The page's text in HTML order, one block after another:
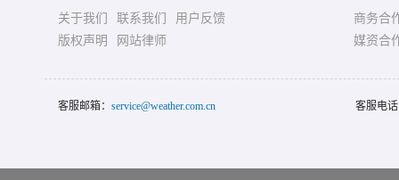
关于我们 联系我们
用户反馈
版权声明
网站律师
商务合
媒资合
客服邮箱： service@weather.com.cn 客服电